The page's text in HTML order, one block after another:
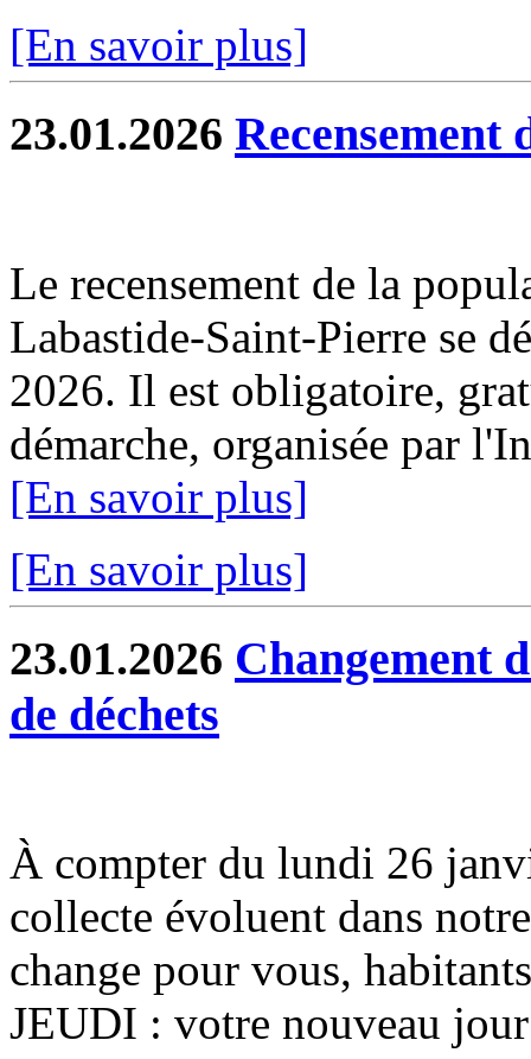
[En savoir plus]
23.01.2026 Recensement
Le recensement de la
Labastide-Saint-Pierre se
2026. Il est obligatoire,
démarche, organisée par
[En savoir plus]
[En savoir plus]
23.01.2026 Changement
de déchets
À compter du lundi 26
collecte évoluent dans
change pour vous,
JEUDI : votre nouveau